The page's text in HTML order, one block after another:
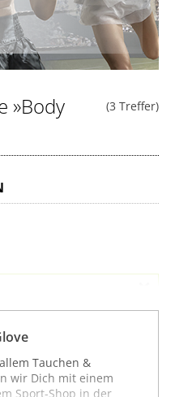
(3 Treffer)
»Body
Tauchen &
wir Dich mit einem
Sport-Shop in der